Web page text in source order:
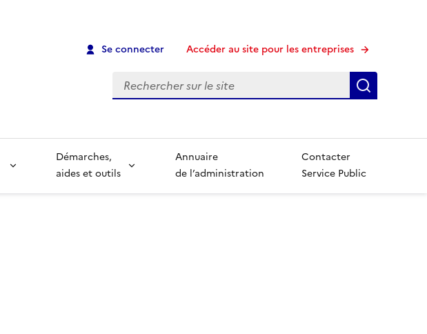
Se connecter Accéder au site pour les entreprises
Recherche
Démarches,
aides et outils
Annuaire
de l’administration
Contacter
Service Public